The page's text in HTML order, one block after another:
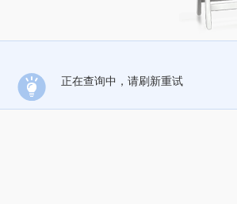
正在查询中，请刷新重试